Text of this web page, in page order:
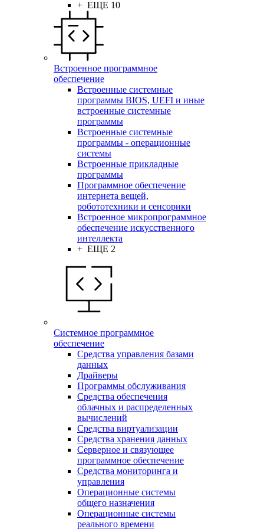
+ ЕЩЕ 10
Встроенное программное
обеспечение
Встроенные системные
программы BIOS, UEFI и иные
встроенные системные
программы
Встроенные системные
программы - операционные
системы
Встроенные прикладные
программы
Программное обеспечение
интернета вещей,
робототехники и сенсорики
Встроенное микропрограммное
обеспечение искусственного
интеллекта
+ ЕЩЕ 2
Системное программное
обеспечение
Средства управления базами
данных
Драйверы
Программы обслуживания
Средства обеспечения
облачных и распределенных
вычислений
Средства виртуализации
Средства хранения данных
Серверное и связующее
программное обеспечение
Средства мониторинга и
управления
Операционные системы
общего назначения
Операционные системы
реального времени